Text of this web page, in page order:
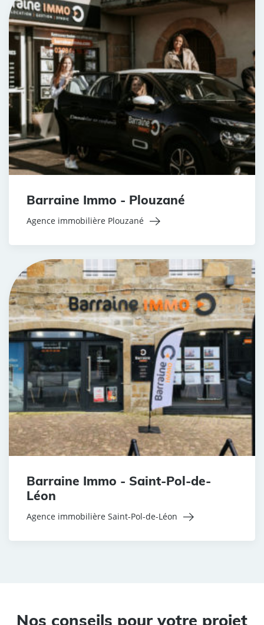
Barraine Immo - Plouzané
Agence immobilière Plouzané
Barraine Immo - Saint-Pol-de-
Léon
Agence immobilière Saint-Pol-de-Léon
Nos conseils pour votre projet